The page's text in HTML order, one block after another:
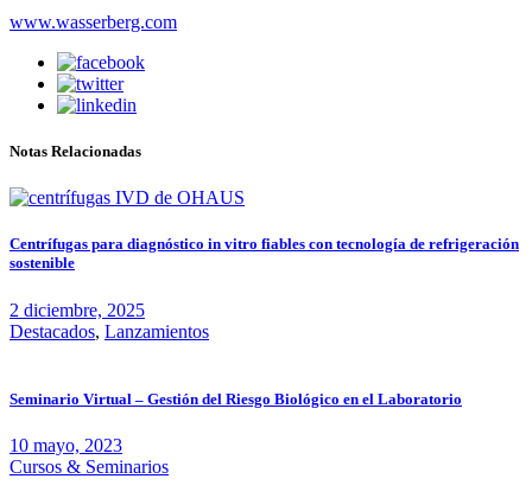
www.wasserberg.com
Notas Relacionadas
Centrífugas para diagnóstico in vitro fiables con tecnología de refrigeración
sostenible
2 diciembre, 2025
Destacados, Lanzamientos
Seminario Virtual – Gestión del Riesgo Biológico en el Laboratorio
10 mayo, 2023
Cursos & Seminarios